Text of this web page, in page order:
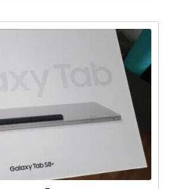
ำ โทรศัพท์มือถือ / สมาร์ตโฟน (iPhone,
) รับจำนำ โน้ตบุ๊ก / คอมพิวเตอร์ /
รับจำนำ เครื่องใช้ไฟฟ้าเล็ก / เครื่องใช้
งถ่ายรูป / กล้องดิจิตอล / อุปกรณ์ถ่ายภาพ
ๆ บริการแต่ละประเภท ประเมินราคาตาม
น เราให้ราคาสูง พร้อมจ่ายเงินสดทันใจ
กล้องวงจรปิด CCTV ทุกมุม ห้องนิรภัย
รม ประกันความเสียหาย / ความสูญหาย
นะนำสำหรับผู้ใช้บริการ เก็บสลิป /
แบตเตอรี่นานนับเดือน ไถ่ถอนก่อนหมด
า ลิงก์ที่เกี่ยวข้อง รับจำนำสามย่าน
าวน์
ทุกประเภทอย่าง ครบวงจร จ่ายเงินสด
รณ์มหาวิทยาลัย จ่ายเงินสดทันที ไม่รอ
บริการรับจำนำที่เชื่อถือได้ใน
เครื่องใช้ไฟฟ้า และสินทรัพย์มีค่าอื่น ๆ
เมื่อคุณต้องการเงินด่วน เราที่
นค้าทุกประเภทอย่างครบวงจร — ไม่ว่าจะ
ใช้ไฟฟ้า หรือ สินทรัพย์มีค่าอื่น ๆ —
ให้ราคาสูง และจ่ายเงินสดรวดเร็วภายใน
ารที่ โปร่งใส ปลอดภัย เชื่อถือได้ การดูแล
ที่ที่มีระบบรักษาความปลอดภัยครบครัน
ษาอย่างมืออาชีพ คุณได้รับเงินจริงทันที
าออกแบบมาเพื่อตอบโจทย์ลูกค้าที่ต้องการ